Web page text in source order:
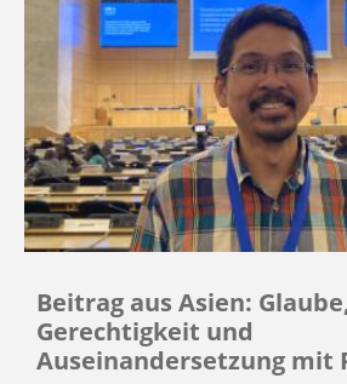
Beitrag aus Asien:
Gerechtigkeit und
Auseinandersetzung mit